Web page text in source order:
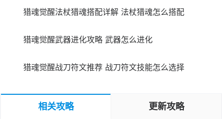
猎魂觉醒法杖猎魂搭配详解 法杖猎魂怎么搭配
猎魂觉醒武器进化攻略 武器怎么进化
猎魂觉醒战刀符文推荐 战刀符文技能怎么选择
相关攻略 更新攻略